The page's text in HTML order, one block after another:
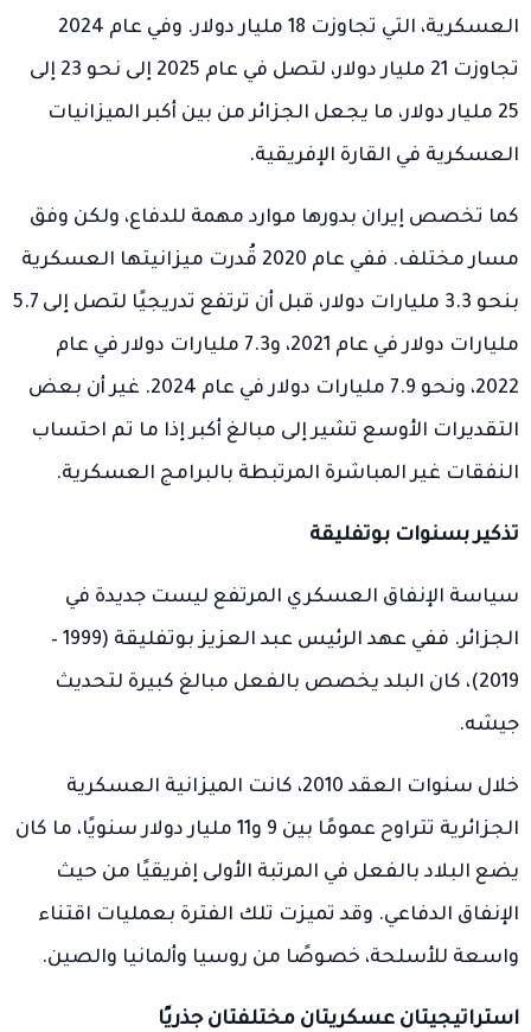
العسكرية، التي تجاوزت 18 مليار دولار. وفي عام 2024
تجاوزت 21 مليار دولار، لتصل في عام 2025 إلى نحو 23 إلى
25 مليار دولار، ما يجعل الجزائر من بين أكبر الميزانيات
العسكرية في القارة الإفريقية.
كما تخصص إيران بدورها موارد مهمة للدفاع، ولكن وفق
مسار مختلف. ففي عام 2020 قُدرت ميزانيتها العسكرية
بنحو 3.3 مليارات دولار، قبل أن ترتفع تدريجيًا لتصل إلى 5.7
مليارات دولار في عام 2021، و7.3 مليارات دولار في عام
2022، ونحو 7.9 مليارات دولار في عام 2024. غير أن بعض
التقديرات الأوسع تشير إلى مبالغ أكبر إذا ما تم احتساب
النفقات غير المباشرة المرتبطة بالبرامج العسكرية.
تذكير بسنوات بوتفليقة
سياسة الإنفاق العسكري المرتفع ليست جديدة في
الجزائر. ففي عهد الرئيس عبد العزيز بوتفليقة (1999 –
2019)، كان البلد يخصص بالفعل مبالغ كبيرة لتحديث
جيشه.
خلال سنوات العقد 2010، كانت الميزانية العسكرية
الجزائرية تتراوح عمومًا بين 9 و11 مليار دولار سنويًا، ما كان
يضع البلاد بالفعل في المرتبة الأولى إفريقيًا من حيث
الإنفاق الدفاعي. وقد تميزت تلك الفترة بعمليات اقتناء
واسعة للأسلحة، خصوصًا من روسيا وألمانيا والصين.
استراتيجيتان عسكريتان مختلفتان جذريًا